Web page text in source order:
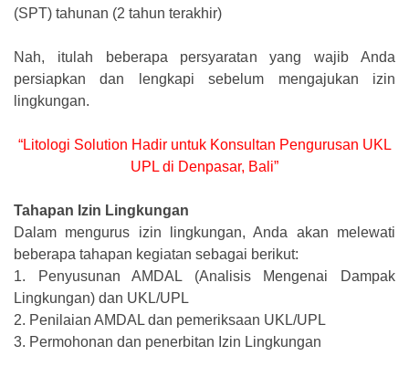
(SPT) tahunan (2 tahun terakhir)
Nah, itulah beberapa persyaratan yang wajib Anda
persiapkan dan lengkapi sebelum mengajukan izin
lingkungan.
“Litologi Solution Hadir untuk Konsultan Pengurusan UKL
UPL di Denpasar, Bali”
Tahapan Izin Lingkungan
Dalam mengurus izin lingkungan, Anda akan melewati
beberapa tahapan kegiatan sebagai berikut:
1.
Penyusunan AMDAL (Analisis Mengenai Dampak
Lingkungan) dan UKL/UPL
2. Penilaian AMDAL dan pemeriksaan UKL/UPL
3. Permohonan dan penerbitan Izin Lingkungan